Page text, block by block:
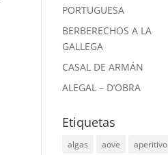
PORTUGUESA
BERBERECHOS A LA
GALLEGA
CASAL DE ARMÁN
ALEGAL – D’OBRA
Etiquetas
algas aove
aperitivo